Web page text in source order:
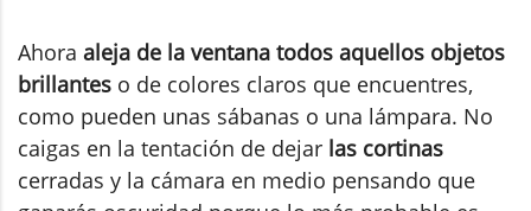
Ahora aleja de la ventana todos aquellos objetos
brillantes o de colores claros que encuentres,
como pueden unas sábanas o una lámpara. No
caigas en la tentación de dejar las cortinas
cerradas y la cámara en medio pensando que